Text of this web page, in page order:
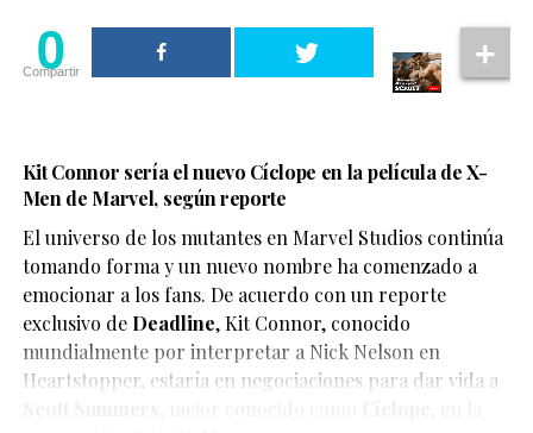
0
Compartir
Kit Connor sería el nuevo Cíclope en la película de X-
Men de Marvel, según reporte
El universo de los mutantes en Marvel Studios continúa
tomando forma y un nuevo nombre ha comenzado a
emocionar a los fans. De acuerdo con un reporte
exclusivo de Deadline,Kit Connor, conocido
mundialmente por interpretar a Nick Nelson en
Heartstopper, estaría en negociaciones para dar vida a